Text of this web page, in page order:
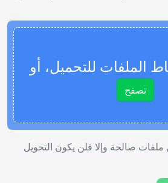
الملفات للتحميل، أو
تصفح
صالحة وإلا فلن يكون التحويل